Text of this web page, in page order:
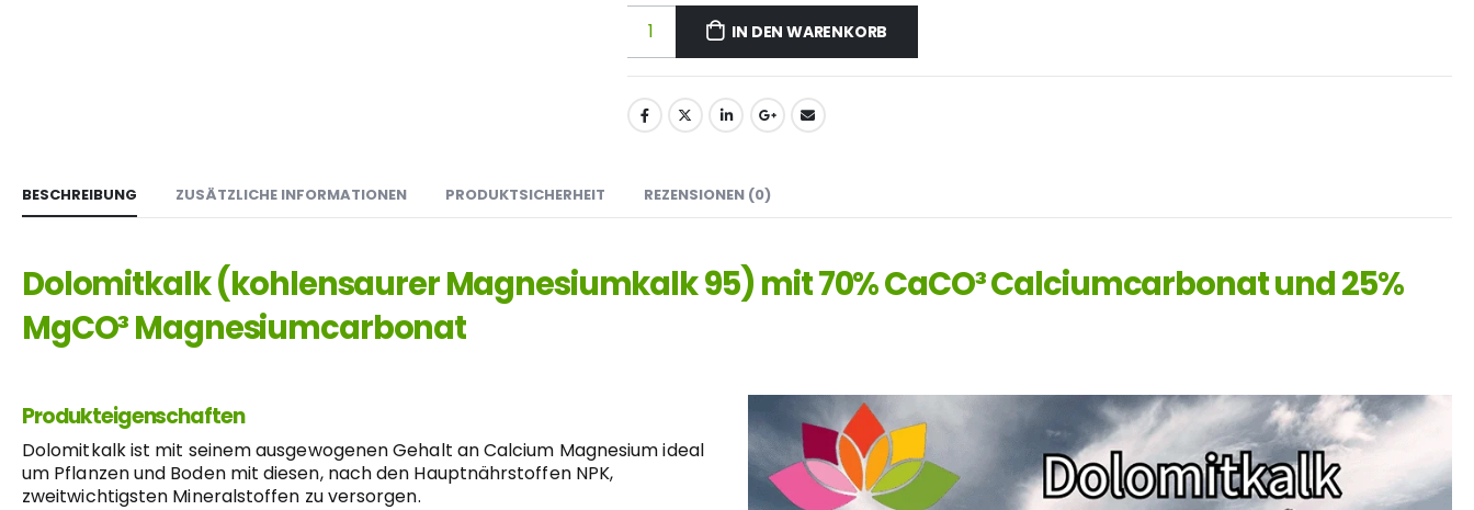
IN DEN WARENKORB
BESCHREIBUNG ZUSÄTZLICHE INFORMATIONEN PRODUKTSICHERHEIT REZENSIONEN (0)
Dolomitkalk (kohlensaurer Magnesiumkalk 95) mit 70% CaCO³ Calciumcarbonat und 25%
MgCO³ Magnesiumcarbonat
Produkteigenschaften
Dolomitkalk ist mit seinem ausgewogenen Gehalt an Calcium Magnesium ideal
um Pflanzen und Boden mit diesen, nach den Hauptnährstoffen NPK,
zweitwichtigsten Mineralstoffen zu versorgen.